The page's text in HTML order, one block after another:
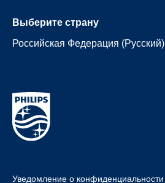
Выберите страну
Российская Федерация (Русский)
Уведомление о конфиденциальности